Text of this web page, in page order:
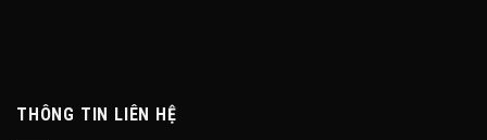
THÔNG TIN LIÊN HỆ